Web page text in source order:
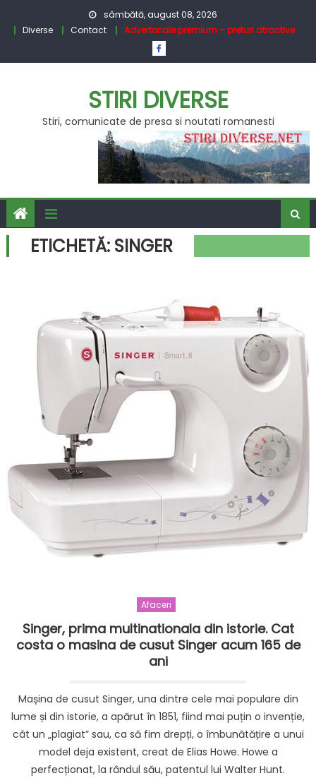
sâmbătă, august 08, 2026
Diverse
Contact Advertoriale premium – preturi atractive
STIRI DIVERSE
Stiri, comunicate de presa si noutati romanesti
ETICHETĂ: SINGER
Afaceri
Singer, prima multinationala din istorie. Cat
costa o masina de cusut Singer acum 165 de
ani
Mașina de cusut Singer, una dintre cele mai populare din
lume și din istorie, a apărut în 1851, fiind mai puțin o invenție,
cât un „plagiat” sau, ca să fim drepți, o îmbunătățire a unui
model deja existent, creat de Elias Howe. Howe a
perfecționat, la rândul său, patentul lui Walter Hunt.